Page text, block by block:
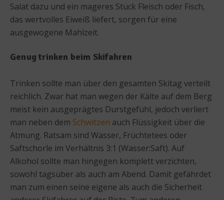
Salat dazu und ein mageres Stück Fleisch oder Fisch,
das wertvolles Eiweiß liefert, sorgen für eine
ausgewogene Mahlzeit.
Genug trinken beim Skifahren
Trinken sollte man über den gesamten Skitag verteilt
reichlich. Zwar hat man wegen der Kälte auf dem Berg
meist kein ausgeprägtes Durstgefühl, jedoch verliert
man neben dem Schwitzen auch Flüssigkeit über die
Atmung. Ratsam sind Wasser, Früchtetees oder
Saftschorle im Verhältnis 3:1 (Wasser:Saft). Auf
Alkohol sollte man hingegen komplett verzichten,
sowohl tagsüber als auch am Abend. Damit gefährdet
man zum einen seine eigene als auch die Sicherheit